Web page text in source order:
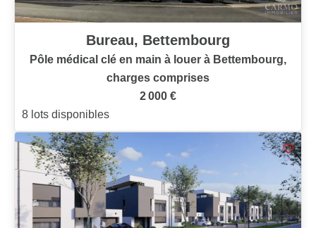
Bureau, Bettembourg
Pôle médical clé en main à louer à Bettembourg,
charges comprises
2 000 €
8 lots disponibles